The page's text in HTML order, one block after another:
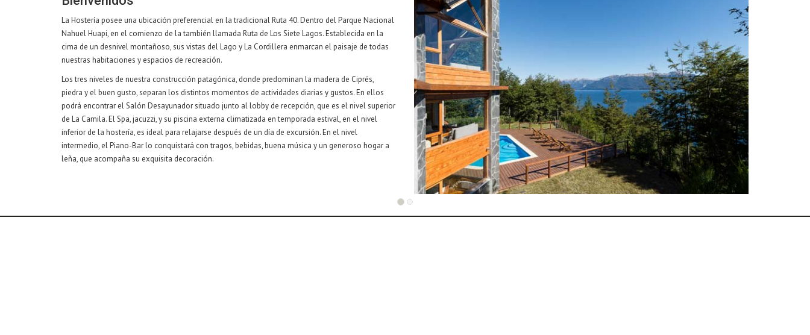
La Hostería posee una ubicación preferencial en la tradicional Ruta 40. Dentro del Parque Nacional
Nahuel Huapi, en el comienzo de la también llamada Ruta de Los Siete Lagos. Establecida en la
cima de un desnivel montañoso, sus vistas del Lago y La Cordillera enmarcan el paisaje de todas
nuestras habitaciones y espacios de recreación.
Los tres niveles de nuestra construcción patagónica, donde predominan la madera de Ciprés,
piedra y el buen gusto, separan los distintos momentos de actividades diarias y gustos. En ellos
podrá encontrar el Salón Desayunador situado junto al lobby de recepción, que es el nivel superior
de La Camila. El Spa, jacuzzi, y su piscina externa climatizada en temporada estival, en el nivel
inferior de la hostería, es ideal para relajarse después de un día de excursión. En el nivel
intermedio, el Piano-Bar lo conquistará con tragos, bebidas, buena música y un generoso hogar a
leña, que acompaña su exquisita decoración.